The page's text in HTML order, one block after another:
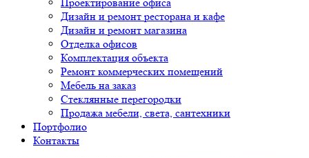
Дизайн и ремонт ресторана и кафе
Дизайн и ремонт магазина
Отделка офисов
Комплектация объекта
Ремонт коммерческих помещений
Мебель на заказ
Стеклянные перегородки
Продажа мебели, света, сантехники
Портфолио
Контакты